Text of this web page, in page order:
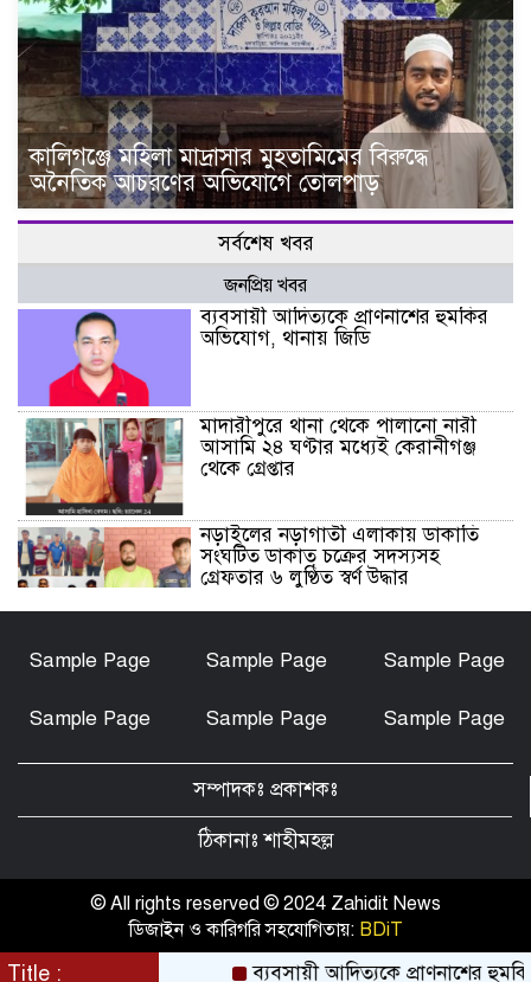
কালিগঞ্জে মহিলা মাদ্রাসার মুহতামিমের বিরুদ্ধে
অনৈতিক আচরণের অভিযোগে তোলপাড়
সর্বশেষ খবর
জনপ্রিয় খবর
ব্যবসায়ী আদিত্যকে প্রাণনাশের হুমকির
অভিযোগ, থানায় জিডি
মাদারীপুরে থানা থেকে পালানো নারী
আসামি ২৪ ঘণ্টার মধ্যেই কেরানীগঞ্জ
থেকে গ্রেপ্তার
নড়াইলের নড়াগাতী এলাকায় ডাকাতি
সংঘটিত ডাকাত চক্রের সদস্যসহ
গ্রেফতার ৬ লুণ্ঠিত স্বর্ণ উদ্ধার
হত্যা মামলার আসামি আকাশ বিশ্বাস
আলী, বাহার আলী ও রেজাউলের জামিন
বাতিল ও ফাঁসির দাবিতে সাতক্ষীরায়
মানববন্ধন, পোস্টারিং
বিরুদ্ধে অনৈতিক আচরণের অভিযোগে
তোলপাড়
পটুয়াখালীতে আমতলীর শ্রমিক দল
Sample Page Sample Page Sample Page
Sample Page Sample Page Sample Page
সম্পাদকঃ প্রকাশকঃ
ঠিকানাঃ শাহীমহল্ল
Title : ব্যবসায়ী আদিত্যকে প্রাণনাশের হুমকির
© All rights reserved © 2024 Zahidit News
ডিজাইন ও কারিগরি সহযোগিতায়: BDiT